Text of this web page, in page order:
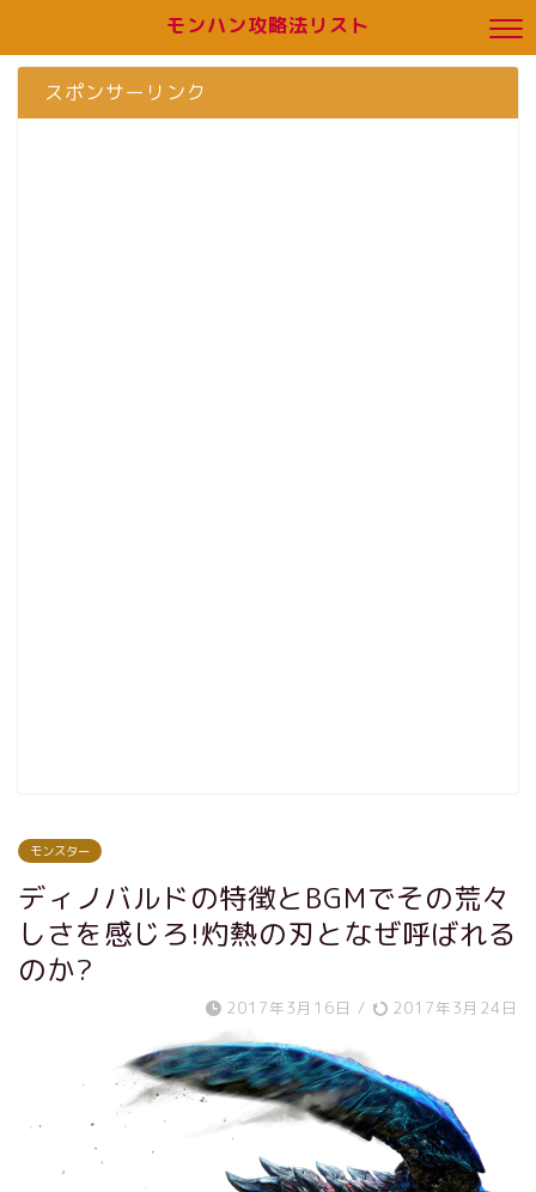
モンハン攻略法リスト
スポンサーリンク
モンスター
ディノバルドの特徴とBGMでその荒々
しさを感じろ!灼熱の刃となぜ呼ばれる
のか?
2017年3月16日 / 2017年3月24日